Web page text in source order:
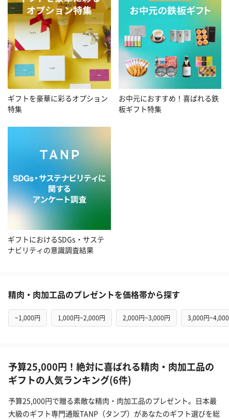
ギフトを豪華に彩るオプション
特集
お中元におすすめ！喜ばれる鉄
板ギフト特集
ギフトにおけるSDGs・サステ
ナビリティの意識調査結果
精肉・肉加工品のプレゼントを価格帯から探す
~1,000円 1,000円~2,000円 2,000円~3,000円 3,000円
予算25,000円！絶対に喜ばれる精肉・肉加工品の
ギフトの人気ランキング(6件)
予算25,000円で贈る素敵な精肉・肉加工品のプレゼント。日本最
大級のギフト専門通販TANP（タンプ）があなたのギフト選びを総